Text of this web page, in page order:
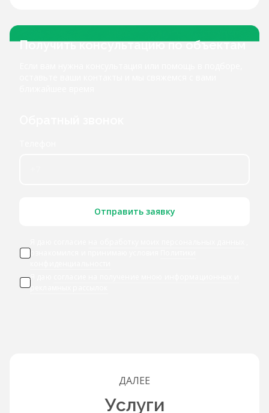
Получить консультацию по объектам
Отправить заявку
ознакомился и принимаю условия
Я даю
рекламных рассылок
ДАЛЕЕ
Услуги